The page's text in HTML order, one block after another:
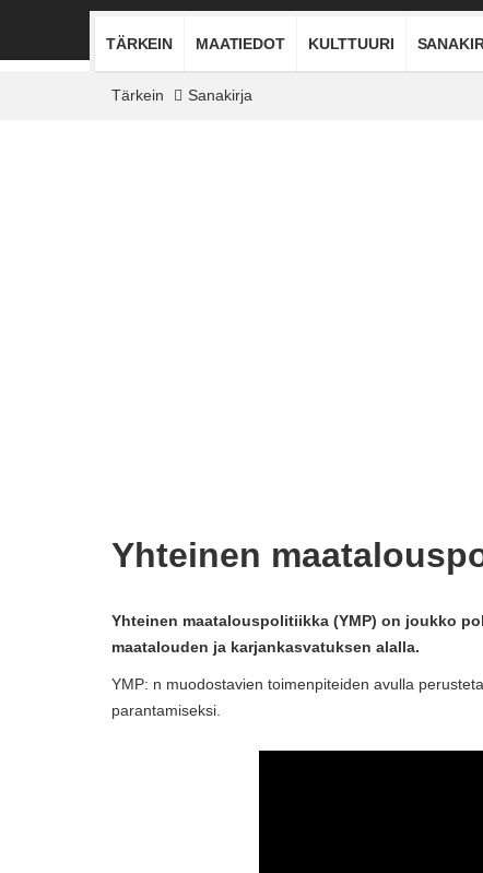
TÄRKEIN MAATIEDOT KULTTUURI
Tärkein Sanakirja
Yhteinen
Yhteinen maatalouspolitiikka (YMP) on joukko
maatalouden ja karjankasvatuksen alalla.
YMP: n muodostavien toimenpiteiden avulla
parantamiseksi.